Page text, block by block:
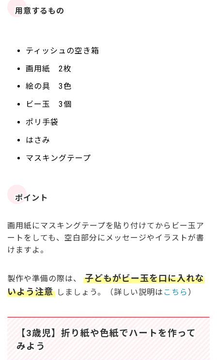
用意するもの
ティッシュの空き箱
画用紙 2枚
絵の具 3色
ビー玉 3個
ポリ手袋
はさみ
マスキングテープ
ポイント
画用紙にマスキングテープを貼り付けてからビー玉ア
ートをしても、空白部分にメッセージやイラストが書
けますよ。
製作や準備の際は、
子どもがビー玉を口に入れな
いよう注意 しましょう。（詳しい説明は こちら ）
【3歳児】折り紙や色紙でハートを作って
みよう